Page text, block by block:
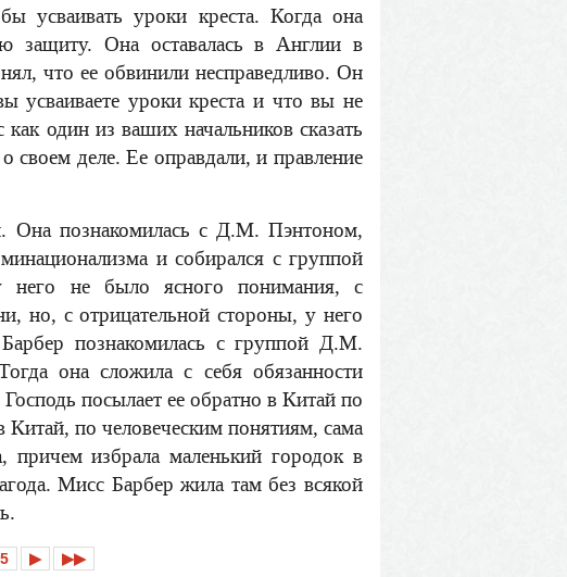
усваивать уроки креста. Когда она
защиту. Она оставалась в Англии в
что ее обвинили несправедливо. Он
усваиваете уроки креста и что вы не
один из ваших начальников сказать
своем деле. Ее оправдали, и правление
Она познакомилась с Д.М. Пэнтоном,
и собирался с группой
не было ясного понимания, с
но, с отрицательной стороны, у него
познакомилась с группой Д.М.
она сложила с себя обязанности
посылает ее обратно в Китай по
по человеческим понятиям, сама
причем избрала маленький городок в
Мисс Барбер жила там без всякой
▶ ▶▶